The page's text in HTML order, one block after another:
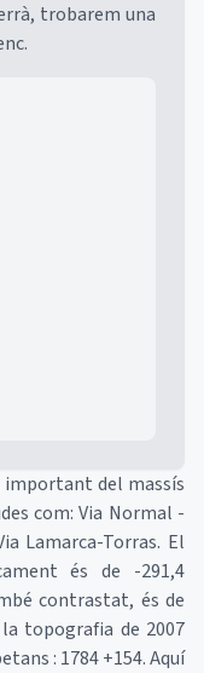
trobarem una
important del massís
com: Via Normal -
Lamarca-Torras. El
és de -291,4
contrastat, és de
topografia de 2007
: 1784 +154. Aquí